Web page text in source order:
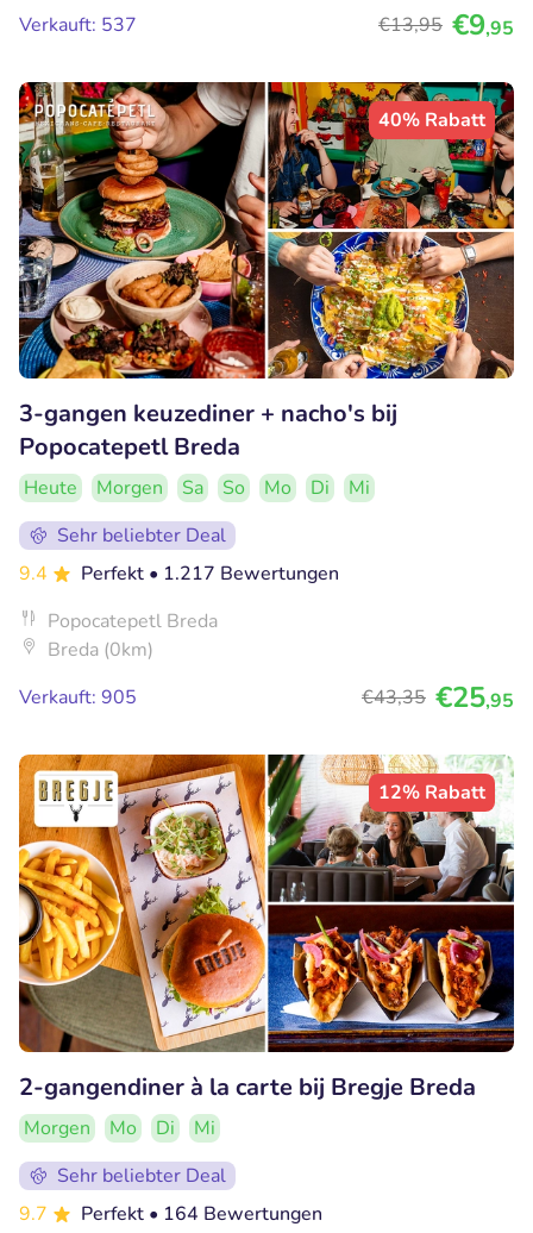
Verkauft: 537
€13,95 €9,95
40% Rabatt
3-gangen keuzediner + nacho's bij
Popocatepetl Breda
Heute Morgen Sa So Mo Di
Mi
Sehr beliebter Deal
9.4
Perfekt • 1.217 Bewertungen
Popocatepetl Breda
Breda (0km)
Verkauft: 905
€43,35 €25,95
12% Rabatt
2-gangendiner à la carte bij Bregje Breda
Morgen Mo Di
Mi
Sehr beliebter Deal
9.7
Perfekt • 164 Bewertungen